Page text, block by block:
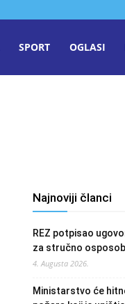
SPORT OGLASI
Najnoviji članci
REZ potpisao
za stručno
4. Augusta 2026.
Ministarstvo će